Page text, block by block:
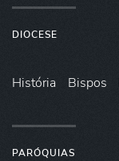
DIOCESE
História Bispos
PARÓQUIAS